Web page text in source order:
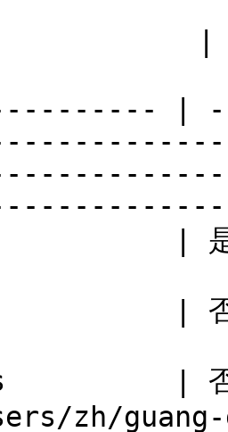
|
|
| 是
| 否
|
zh/guang-